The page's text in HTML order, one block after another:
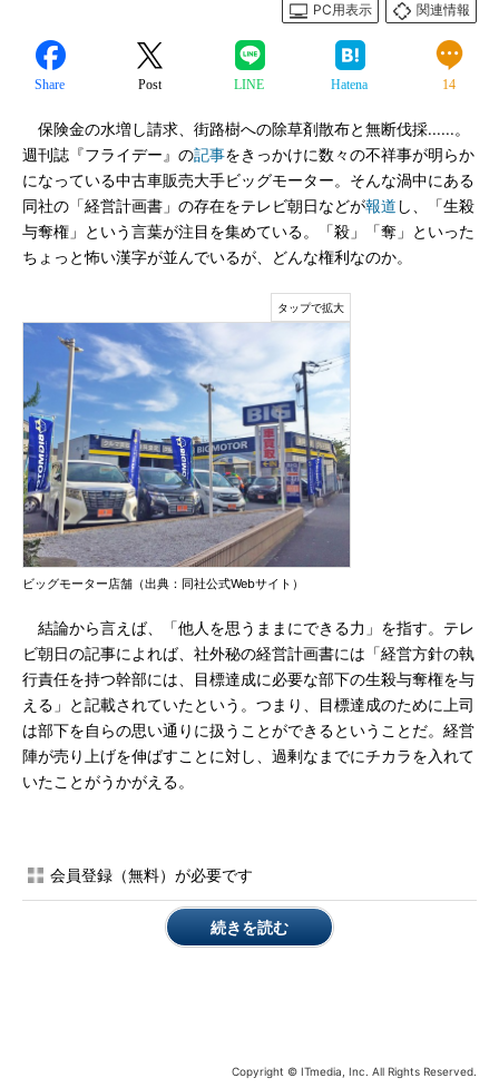
PC用表示
関連情報
Share Post LINE Hatena 14
保険金の水増し請求、街路樹への除草剤散布と無断伐採......。
週刊誌『フライデー』の記事をきっかけに数々の不祥事が明らか
になっている中古車販売大手ビッグモーター。そんな渦中にある
同社の「経営計画書」の存在をテレビ朝日などが報道 し、「生殺
与奪権」という言葉が注目を集めている。「殺」「奪」といった
ちょっと怖い漢字が並んでいるが、どんな権利なのか。
ビッグモーター店舗（出典：同社公式Webサイト）
結論から言えば、「他人を思うままにできる力」を指す。テレ
ビ朝日の記事によれば、社外秘の経営計画書には「経営方針の執
行責任を持つ幹部には、目標達成に必要な部下の生殺与奪権を与
える」と記載されていたという。つまり、目標達成のために上司
は部下を自らの思い通りに扱うことができるということだ。経営
陣が売り上げを伸ばすことに対し、過剰なまでにチカラを入れて
いたことがうかがえる。
会員登録（無料）が必要です
続きを読む
Copyright © ITmedia, Inc. All Rights Reserved.